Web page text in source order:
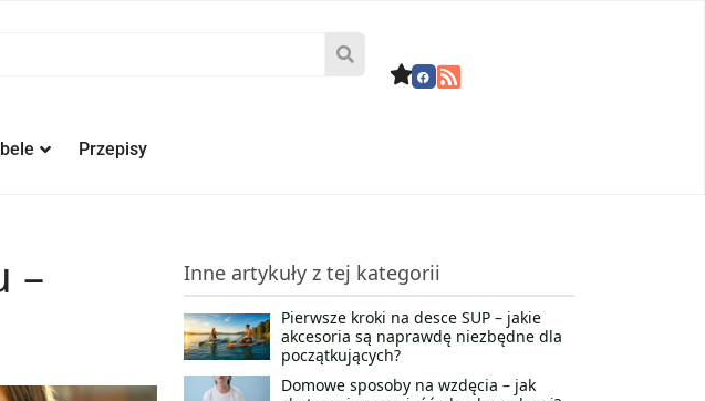
Przepisy
–
Inne artykuły z tej kategorii
Pierwsze kroki na desce SUP – jakie
akcesoria są naprawdę niezbędne dla
początkujących?
Domowe sposoby na wzdęcia – jak